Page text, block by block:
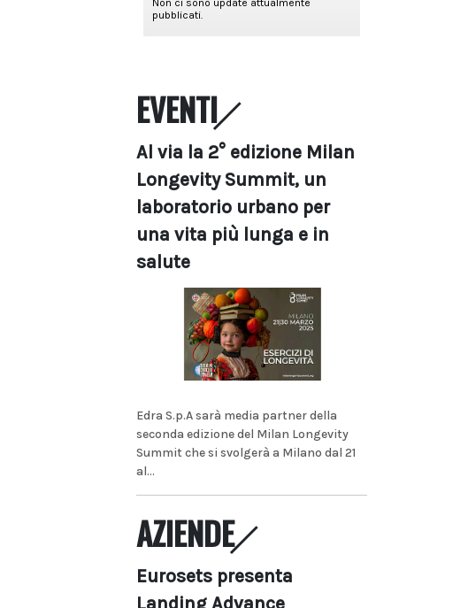
EVENTI
Al via la 2° edizione Milan
Longevity Summit, un
laboratorio urbano per
una vita più lunga e in
salute
Edra S.p.A sarà media partner della
seconda edizione del Milan Longevity
Summit che si svolgerà a Milano dal 21
al...
AZIENDE
Eurosets presenta
Landing Advance